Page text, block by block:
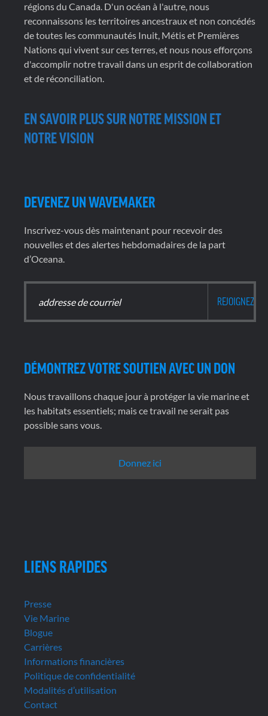
régions du Canada. D'un océan à l'autre, nous
reconnaissons les territoires ancestraux et non concédés
de toutes les communautés Inuit, Métis et Premières
Nations qui vivent sur ces terres, et nous nous efforçons
d'accomplir notre travail dans un esprit de collaboration
et de réconciliation.
EN SAVOIR PLUS SUR NOTRE MISSION ET
NOTRE VISION
DEVENEZ UN WAVEMAKER
Inscrivez-vous dès maintenant pour recevoir des
nouvelles et des alertes hebdomadaires de la part
d’Oceana.
DÉMONTREZ VOTRE SOUTIEN AVEC UN DON
Nous travaillons chaque jour à protéger la vie marine et
les habitats essentiels; mais ce travail ne serait pas
possible sans vous.
Donnez ici
LIENS RAPIDES
Presse
Vie Marine
Blogue
Carrières
Informations financières
Politique de confidentialité
Modalités d’utilisation
Contact